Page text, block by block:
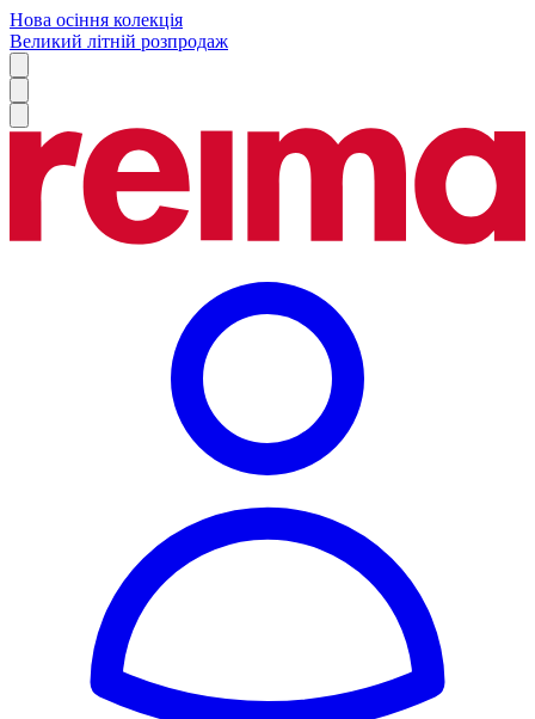
Нова осіння колекція
Великий літній розпродаж